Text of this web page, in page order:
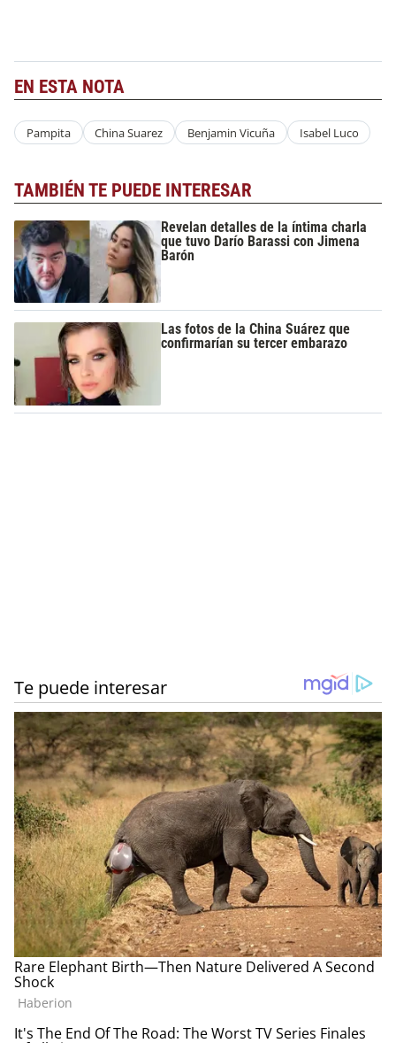
EN ESTA NOTA
Pampita China Suarez Benjamin Vicuña Isabel Luco
TAMBIÉN TE PUEDE INTERESAR
Revelan detalles de la íntima charla
que tuvo Darío Barassi con Jimena
Barón
Las fotos de la China Suárez que
confirmarían su tercer embarazo